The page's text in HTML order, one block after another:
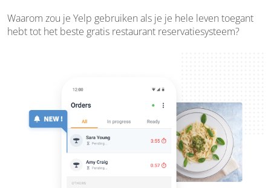
Waarom zou je Yelp gebruiken als je je hele leven toegant
hebt tot het beste gratis restaurant reservatiesysteem?